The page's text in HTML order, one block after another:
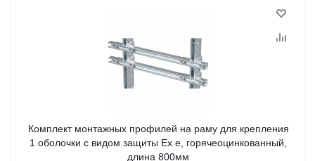
Комплект монтажных профилей на раму для крепления
1 оболочки с видом защиты Ex e, горячеоцинкованный,
длина 800мм